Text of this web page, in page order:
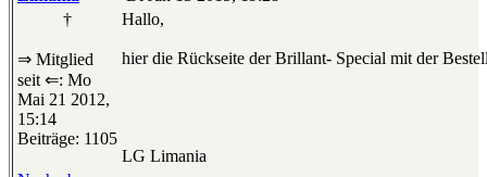
†
⇒ Mitglied
seit ⇐: Mo
Mai 21 2012,
15:14
Beiträge: 1105
Hallo,
hier die Rückseite der Brillant- Special mit der
LG Limania